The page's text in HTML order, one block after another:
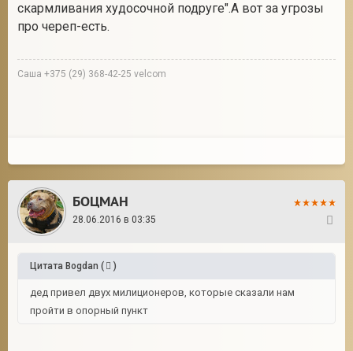
скармливания худосочной подруге".А вот за угрозы
про череп-есть.
Саша +375 (29) 368-42-25 velcom
БОЦМАН
28.06.2016 в 03:35
Цитата Bogdan ( )
дед привел двух милиционеров, которые сказали нам
пройти в опорный пункт